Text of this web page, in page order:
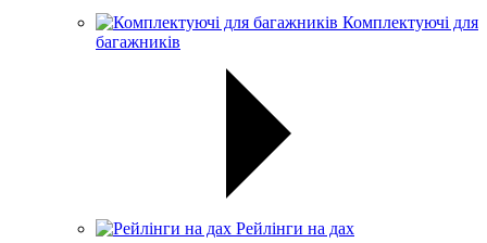
Комплектуючі для
багажників
Рейлінги на дах